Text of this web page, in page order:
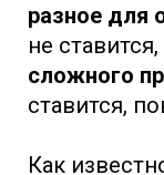
разное для
не
сложного
ставится,
Как